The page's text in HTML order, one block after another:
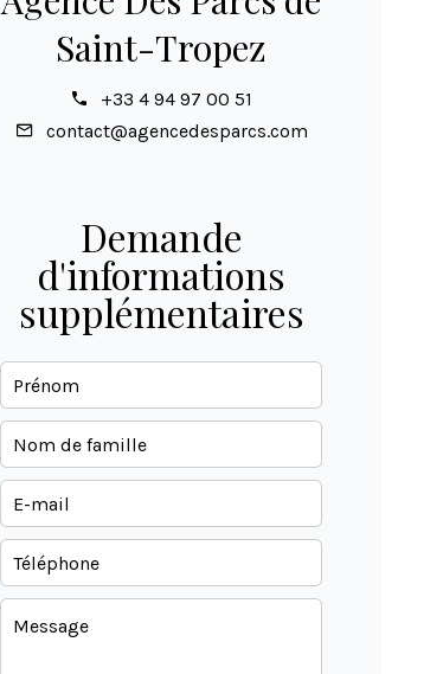
Saint-Tropez
+33 4 94 97 00 51
contact@agencedesparcs.com
Demande
d'informations
supplémentaires